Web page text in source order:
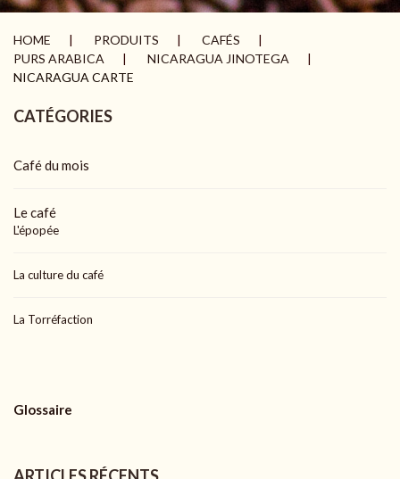
HOME PRODUITS
CAFÉS
PURS ARABICA
NICARAGUA JINOTEGA
NICARAGUA CARTE
CATÉGORIES
Café du mois
Le café
L'épopée
La culture du café
La Torréfaction
Glossaire